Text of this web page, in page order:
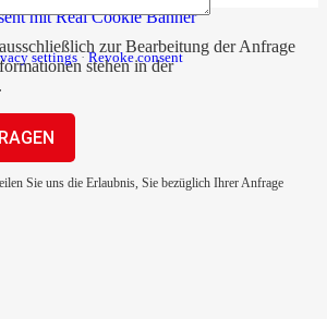
zur Bearbeitung der Anfrage
stehen in der
.
Sie uns die Erlaubnis, Sie bezüglich Ihrer Anfrage
mit Real Cookie Banner
settings ·Revoke consent